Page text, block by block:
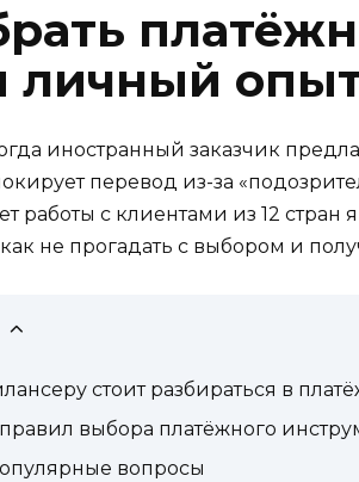
личный
иностранный заказчик
перевод из-за
работы с клиентами из 12
не прогадать с выбором и
стоит разбираться в
выбора платёжного
вопросы